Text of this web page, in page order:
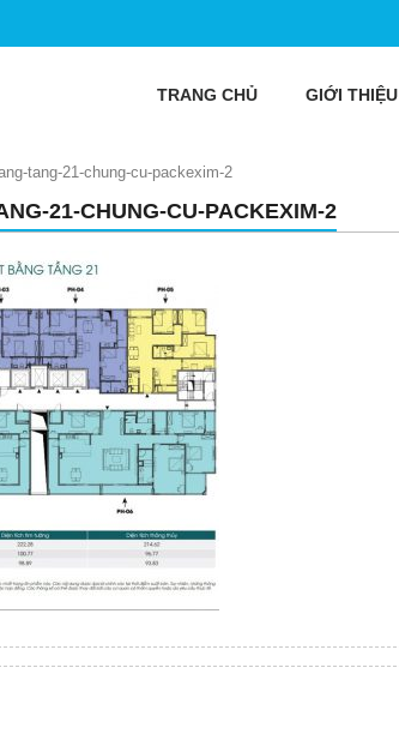
TRANG CHỦ GIỚI THIỆU
tang-21-chung-cu-packexim-2
21-CHUNG-CU-PACKEXIM-2